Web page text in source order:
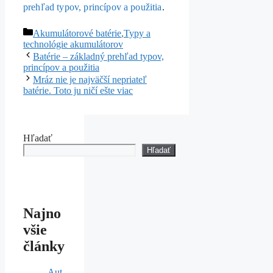
prehľad typov, princípov a použitia.
Kategórie
Akumulátorové batérie,Typy a
technológie akumulátorov
Batérie – základný prehľad typov,
princípov a použitia
Mráz nie je najväčší nepriateľ
batérie. Toto ju ničí ešte viac
Hľadať
Hľadať
Najno
všie
články